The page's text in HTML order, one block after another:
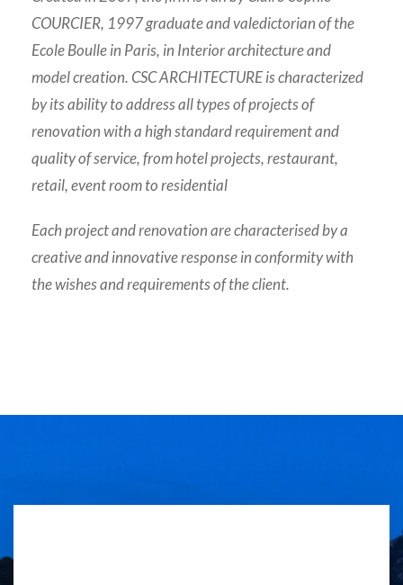
COURCIER, 1997 graduate and valedictorian of the
Ecole Boulle in Paris, in Interior architecture and
model creation. CSC ARCHITECTURE is characterized
by its ability to address all types of projects of
renovation with a high standard requirement and
quality of service, from hotel projects, restaurant,
retail, event room to residential
Each project and renovation are characterised by a
creative and innovative response in conformity with
the wishes and requirements of the client.